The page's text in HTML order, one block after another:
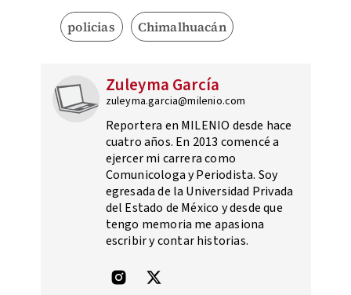
policias Chimalhuacán
Zuleyma García
zuleyma.garcia@milenio.com
Reportera en MILENIO desde hace
cuatro años. En 2013 comencé a
ejercer mi carrera como
Comunicologa y Periodista. Soy
egresada de la Universidad Privada
del Estado de México y desde que
tengo memoria me apasiona
escribir y contar historias.